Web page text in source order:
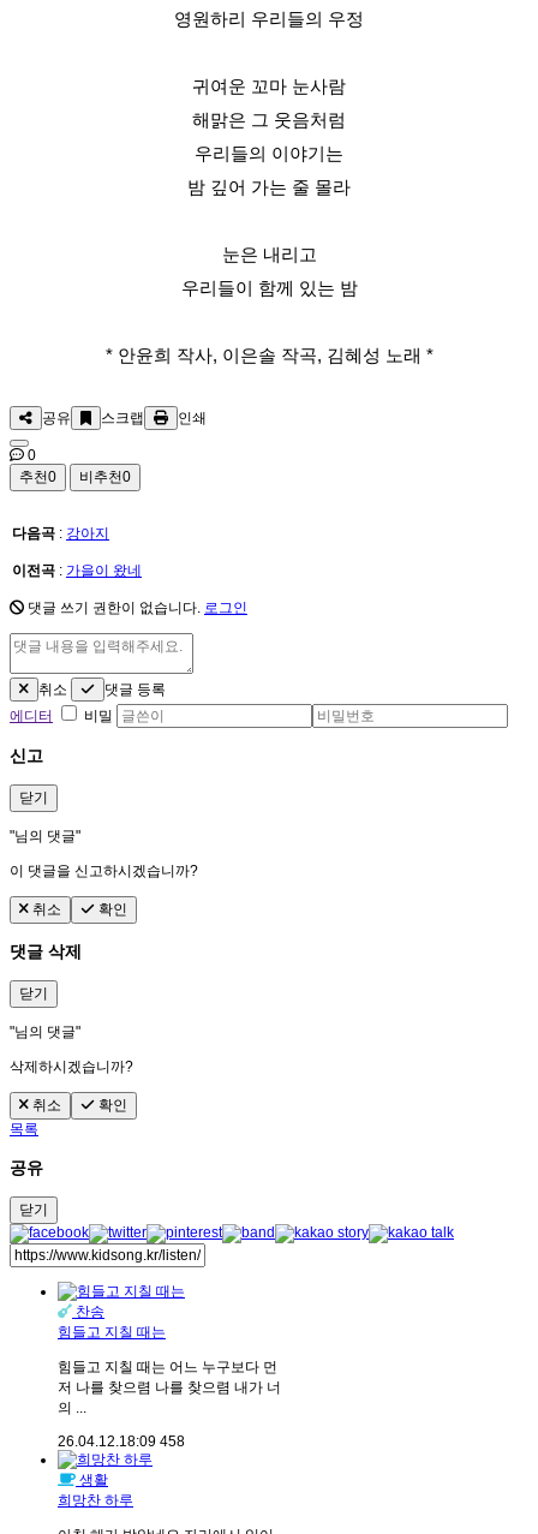
영원하리 우리들의 우정
귀여운 꼬마 눈사람
해맑은 그 웃음처럼
우리들의 이야기는
밤 깊어 가는 줄 몰라
눈은 내리고
우리들이 함께 있는 밤
* 안윤희 작사, 이은솔 작곡, 김혜성 노래 *
공유 스크랩 인쇄
0
추천0 비추천0
다음곡 : 강아지
이전곡 : 가을이 왔네
댓글 쓰기 권한이 없습니다. 로그인
취소
댓글 등록
에디터
비밀
신고
닫기
"님의 댓글"
이 댓글을 신고하시겠습니까?
취소 확인
댓글 삭제
닫기
"님의 댓글"
삭제하시겠습니까?
취소
확인
목록
공유
닫기
찬송
힘들고 지칠 때는
힘들고 지칠 때는 어느 누구보다 먼
저 나를 찾으렴 나를 찾으렴 내가 너
의 ...
26.04.12.18:09 458
생활
희망찬 하루